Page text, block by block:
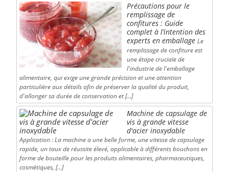
Précautions pour le
remplissage de
confitures : Guide
complet à l’intention des
experts en emballage Le
remplissage de confiture est
une étape cruciale de
l'industrie de l'emballage
alimentaire, qui exige une grande précision et une attention
particulière aux détails afin de préserver la qualité du produit,
d'allonger sa durée de conservation et […]
Machine de capsulage de
vis à grande vitesse
d'acier inoxydable
Application : La machine a une belle forme, une vitesse de capsulage
rapide, un taux de réussite élevé, applicable à différents bouchons en
forme de bouteille pour les produits alimentaires, pharmaceutiques,
cosmétiques, […]